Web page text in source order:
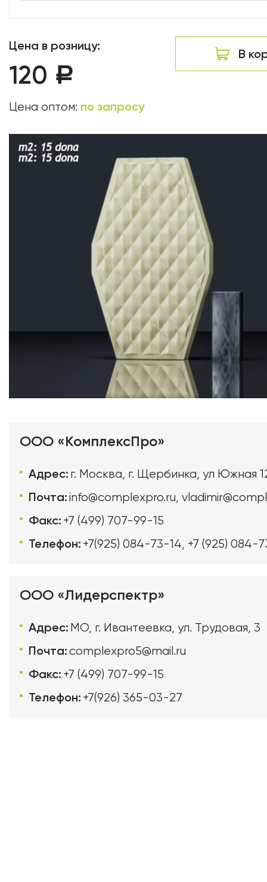
Цена в розницу:
120 Р
Цена оптом: по запросу
В
ООО «КомплексПро»
Адрес: г. Москва, г. Щербинка, ул Южная
Почта:info@complexpro.ru,
Факс: +7 (499) 707-99-15
Телефон: +7(925) 084-73-14, +7 (925) 084-
ООО «Лидерспектр»
Адрес: МО, г. Ивантеевка, ул. Трудовая, 3
Почта:complexpro5@mail.ru
Факс: +7 (499) 707-99-15
Телефон: +7(926) 365-03-27